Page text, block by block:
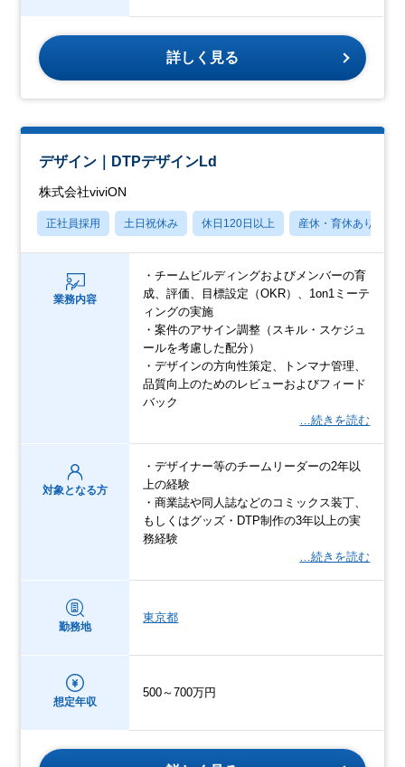
詳しく見る
デザイン｜DTPデザインLd
株式会社viviON
正社員採用 土日祝休み 休日120日以上 産休・育休あり
業務内容
・チームビルディングおよびメンバーの育
成、評価、目標設定（OKR）、1on1ミーテ
ィングの実施
・案件のアサイン調整（スキル・スケジュ
ールを考慮した配分）
・デザインの方向性策定、トンマナ管理、
品質向上のためのレビューおよびフィード
バック
…続きを読む
対象となる方
・デザイナー等のチームリーダーの2年以
上の経験
・商業誌や同人誌などのコミックス装丁、
もしくはグッズ・DTP制作の3年以上の実
務経験
…続きを読む
勤務地
東京都
想定年収
500～700万円